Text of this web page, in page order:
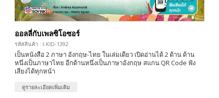
ออลลี่กับเพลซิโอซอร์
รหัสสินค้า : I-KID-1392
เป็นหนังสือ 2 ภาษา อังกฤษ-ไทย ในเล่มเดียว เปิดอ่านได้ 2 ด้าน ด้าน
หนึ่งเป็นภาษาไทย อีกด้านหนึ่งเป็นภาษาอังกฤษ สแกน QR Code ฟัง
เสียงได้ทุกหน้า
ดูรายละเอียดเพิ่มเติม